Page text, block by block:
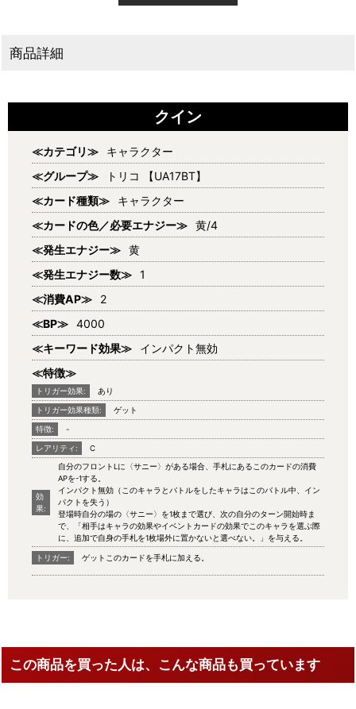
商品詳細
クイン
≪カテゴリ≫
キャラクター
≪グループ≫
トリコ 【UA17BT】
≪カード種類≫
キャラクター
≪カードの色／必要エナジー≫ 黄/4
≪発生エナジー≫ 黄
≪発生エナジー数≫ 1
≪消費AP≫
2
≪BP≫ 4000
≪キーワード効果≫
インパクト無効
≪特徴≫
トリガー効果: あり
トリガー効果種類: ゲット
特徴: -
レアリティ: C
効
果:
自分のフロントLに〈サニー〉がある場合、手札にあるこのカードの消費
APを-1する。
インパクト無効（このキャラとバトルをしたキャラはこのバトル中、イン
パクトを失う）
登場時自分の場の〈サニー〉を1枚まで選び、次の自分のターン開始時ま
で、「相手はキャラの効果やイベントカードの効果でこのキャラを選ぶ際
に、追加で自身の手札を1枚場外に置かないと選べない。」を与える。
トリガー: ゲットこのカードを手札に加える。
この商品を買った人は、こんな商品も買っています